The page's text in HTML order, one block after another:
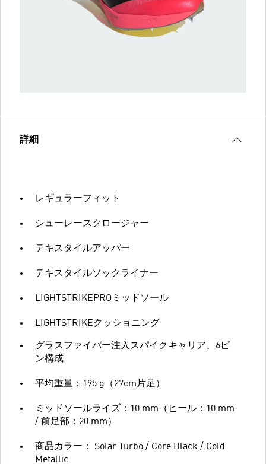
詳細
レギュラーフィット
シューレースクロージャー
テキスタイルアッパー
テキスタイルソックライナー
LIGHTSTRIKEPROミッドソール
LIGHTSTRIKEクッショニング
グラスファイバー注入スパイクキャリア、6ピ
ン構成
平均重量：195 g（27cm片足）
ミッドソールライズ：10 mm（ヒール：10 mm
/ 前足部：20 mm）
商品カラー： Solar Turbo / Core Black / Gold
Metallic